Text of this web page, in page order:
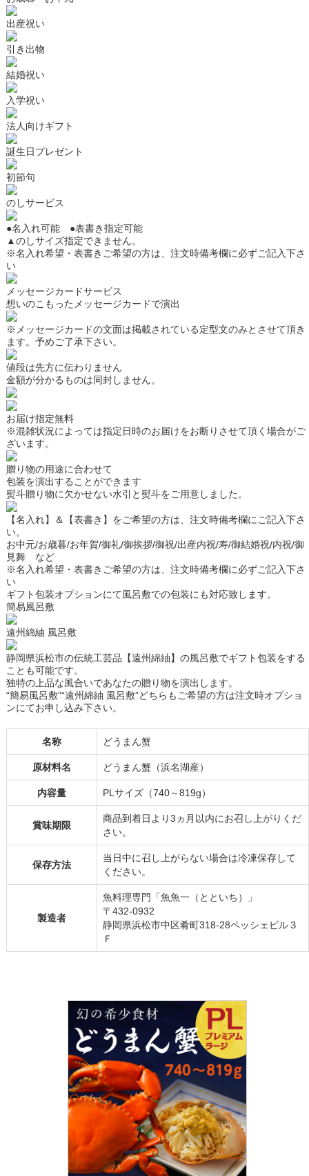
出産祝い
引き出物
結婚祝い
入学祝い
法人向けギフト
誕生日プレゼント
初節句
のしサービス
●名入れ可能 ●表書き指定可能
▲のしサイズ指定できません。
※名入れ希望・表書きご希望の方は、注文時備考欄に必ずご記入下さ
い
メッセージカードサービス
想いのこもったメッセージカードで演出
※メッセージカードの文面は掲載されている定型文のみとさせて頂き
ます。予めご了承下さい。
値段は先方に伝わりません
金額が分かるものは同封しません。
お届け指定無料
※混雑状況によっては指定日時のお届けをお断りさせて頂く場合がご
ざいます。
贈り物の用途に合わせて
包装を演出することができます
熨斗贈り物に欠かせない水引と熨斗をご用意しました。
【名入れ】＆【表書き】をご希望の方は、注文時備考欄にご記入下さ
い。
お中元/お歳暮/お年賀/御礼/御挨拶/御祝/出産内祝/寿/御結婚祝/内祝/御
見舞 など
※名入れ希望・表書きご希望の方は、注文時備考欄に必ずご記入下さ
い
ギフト包装オプションにて風呂敷での包装にも対応致します。
簡易風呂敷
遠州綿紬 風呂敷
静岡県浜松市の伝統工芸品【遠州綿紬】の風呂敷でギフト包装をする
ことも可能です。
独特の上品な風合いであなたの贈り物を演出します。
“簡易風呂敷”“遠州綿紬 風呂敷”どちらもご希望の方は注文時オプショ
ンにてお申し込み下さい。
名称 どうまん蟹
原材料名 どうまん蟹（浜名湖産）
内容量 PLサイズ（740～819g）
賞味期限
商品到着日より3ヵ月以内にお召し上がりくだ
さい。
保存方法
当日中に召し上がらない場合は冷凍保存して
ください。
製造者
魚料理専門「魚魚一（とといち）」
〒432-0932
静岡県浜松市中区肴町318-28ペッシェビル３
Ｆ